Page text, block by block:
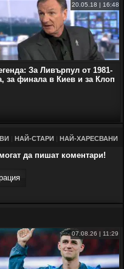
20.05.18 | 16:48
За Ливърпул от 1981-
за финала в Киев и за Клоп
НАЙ-СТАРИ НАЙ-ХАРЕСВАНИ
да пишат коментари!
07.08.26 | 11:29